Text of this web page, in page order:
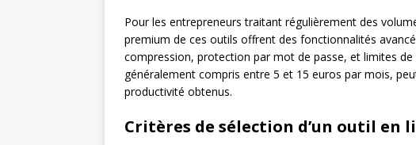
Pour les entrepreneurs traitant régulièrement des
premium de ces outils offrent des fonctionnalités
compression, protection par mot de passe, et limites de
généralement compris entre 5 et 15 euros par mois,
productivité obtenus.
Critères de sélection d’un outil en